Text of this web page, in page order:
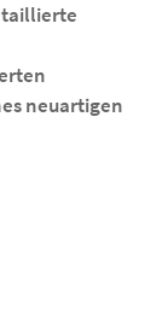
neuartigen